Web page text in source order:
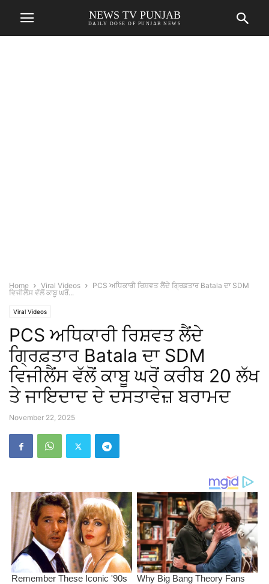
NEWS TV PUNJAB
DAILY DOSE OF PUNJAB NEWS
Home Viral Videos
PCS ਅਧਿਕਾਰੀ ਰਿਸ਼ਵਤ ਲੈਂਦੇ ਗ੍ਰਿਫ਼ਤਾਰ Batala ਦਾ SDM
ਵਿਜੀਲੈਂਸ ਵੱਲੋਂ ਕਾਬੂ ਘਰੋਂ...
Viral Videos
PCS ਅਧਿਕਾਰੀ ਰਿਸ਼ਵਤ ਲੈਂਦੇ
ਗ੍ਰਿਫ਼ਤਾਰ Batala ਦਾ SDM
ਵਿਜੀਲੈਂਸ ਵੱਲੋਂ ਕਾਬੂ ਘਰੋਂ ਕਰੀਬ 20 ਲੱਖ
ਤੇ ਜਾਇਦਾਦ ਦੇ ਦਸਤਾਵੇਜ਼ ਬਰਾਮਦ
November 22, 2025